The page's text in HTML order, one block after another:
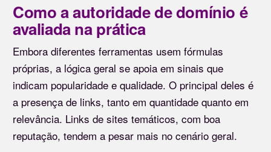
Como a autoridade de domínio é
avaliada na prática
Embora diferentes ferramentas usem fórmulas
próprias, a lógica geral se apoia em sinais que
indicam popularidade e qualidade. O principal deles é
a presença de links, tanto em quantidade quanto em
relevância. Links de sites temáticos, com boa
reputação, tendem a pesar mais no cenário geral.